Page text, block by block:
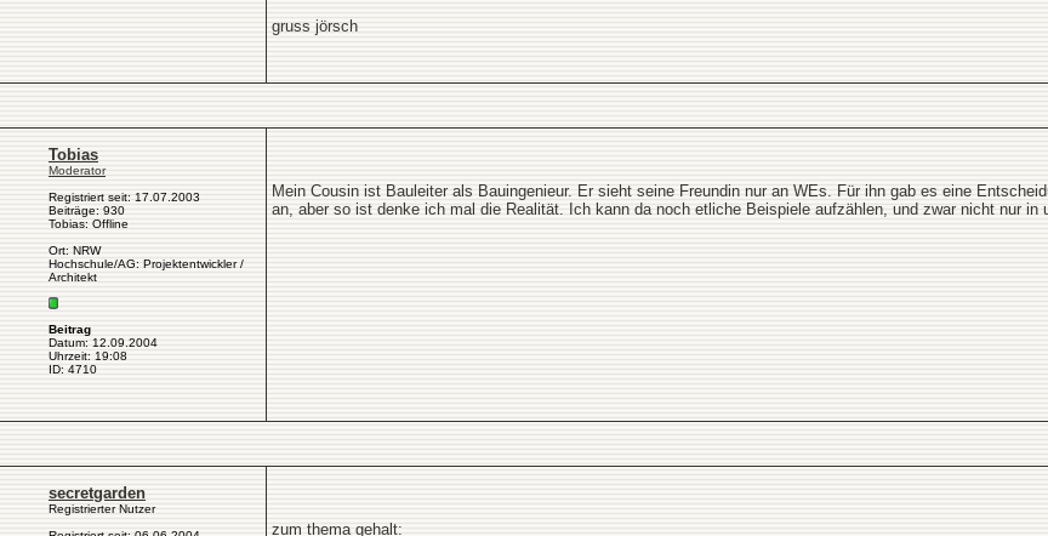
gruss jörsch
Tobias
Moderator
Registriert seit: 17.07.2003
Beiträge: 930
Tobias: Offline
Ort: NRW
Hochschule/AG: Projektentwickler /
Architekt
Beitrag
Datum: 12.09.2004
Uhrzeit: 19:08
ID: 4710
Mein Cousin ist Bauleiter als Bauingenieur. Er sieht seine Freundin nur an WEs. Für ihn gab es eine
an, aber so ist denke ich mal die Realität. Ich kann da noch etliche Beispiele aufzählen, und zwar nicht nur in
secretgarden
Registrierter Nutzer
zum thema gehalt: